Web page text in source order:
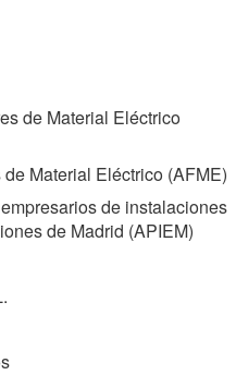
de Material Eléctrico
Material Eléctrico (AFME)
de instalaciones
de Madrid (APIEM)